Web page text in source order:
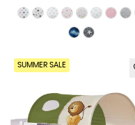
Preis
SUMMER SALE